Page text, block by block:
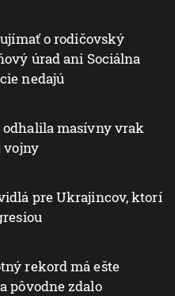
o rodičovský
úrad ani Sociálna
nedajú
masívny vrak
vojny
pre Ukrajincov, ktorí
rekord má ešte
pôvodne zdalo